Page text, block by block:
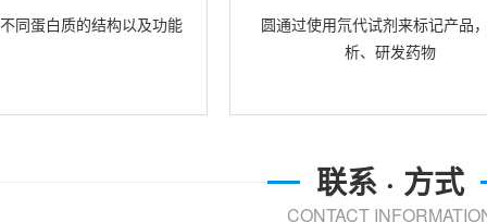
同蛋白质的结构以及功能
圆通过使用氘代试剂来标记产品
析、研发药物
联系 · 方式
CONTACT